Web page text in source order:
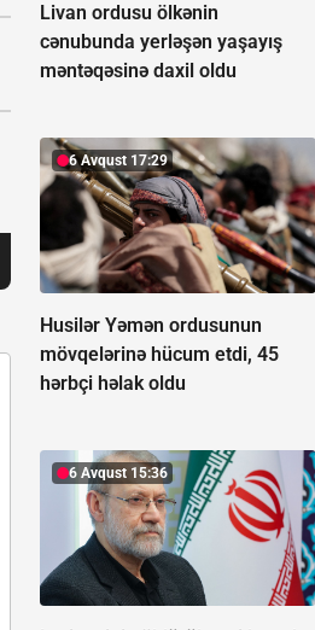
Livan ordusu ölkənin
cənubunda yerləşən yaşayış
məntəqəsinə daxil oldu
6 Avqust 17:29
Husilər Yəmən ordusunun
mövqelərinə hücum etdi, 45
hərbçi həlak oldu
6 Avqust 15:36